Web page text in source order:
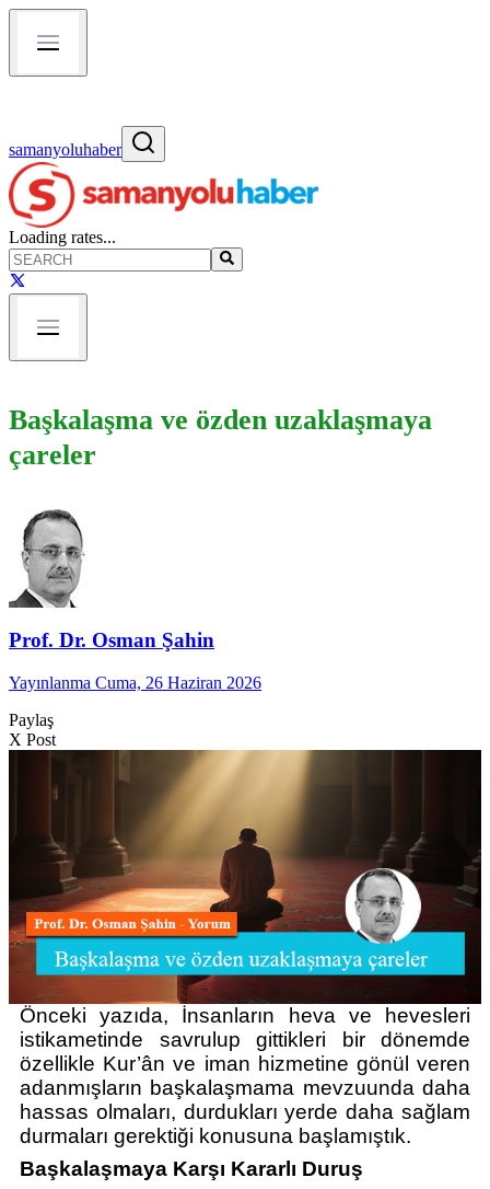
samanyoluhaber
Loading rates...
Başkalaşma ve özden uzaklaşmaya
çareler
Prof. Dr. Osman Şahin
Yayınlanma Cuma, 26 Haziran 2026
Paylaş
X Post
Önceki yazıda, İnsanların heva ve hevesleri
istikametinde savrulup gittikleri bir dönemde
özellikle Kur’ân ve iman hizmetine gönül veren
adanmışların başkalaşmama mevzuunda daha
hassas olmaları, durdukları yerde daha sağlam
durmaları gerektiği konusuna başlamıştık.
Başkalaşmaya Karşı Kararlı Duruş